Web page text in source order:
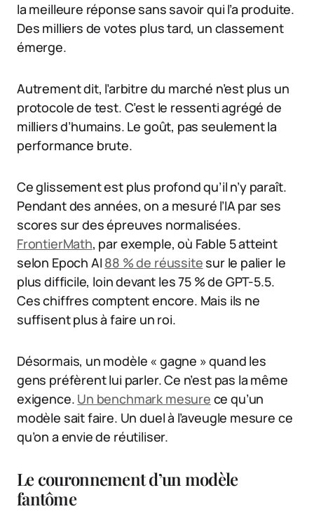
la meilleure réponse sans savoir qui l’a produite.
Des milliers de votes plus tard, un classement
émerge.
Autrement dit, l’arbitre du marché n’est plus un
protocole de test. C’est le ressenti agrégé de
milliers d’humains. Le goût, pas seulement la
performance brute.
Ce glissement est plus profond qu’il n’y paraît.
Pendant des années, on a mesuré l’IA par ses
scores sur des épreuves normalisées.
FrontierMath, par exemple, où Fable 5 atteint
selon Epoch AI 88 % de réussitesur le palier le
plus difficile, loin devant les 75 % de GPT-5.5.
Ces chiffres comptent encore. Mais ils ne
suffisent plus à faire un roi.
Désormais, un modèle « gagne » quand les
gens préfèrent lui parler. Ce n’est pas la même
exigence. Un benchmark mesure ce qu’un
modèle sait faire. Un duel à l’aveugle mesure ce
qu’on a envie de réutiliser.
Le couronnement d’un modèle
fantôme